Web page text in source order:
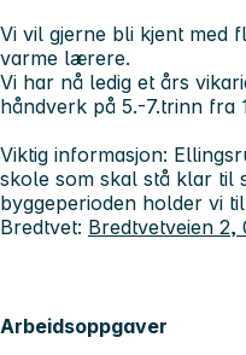
Vi vil gjerne bli kjent med
varme lærere.
Vi har nå ledig et års
håndverk på 5.-7.trinn fra
Viktig informasjon:
skole som skal stå klar til
byggeperioden holder vi
Bredtvet: Bredtvetveien 2,
Arbeidsoppgaver